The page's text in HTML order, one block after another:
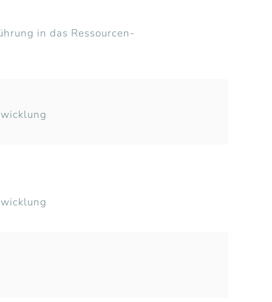
in das Ressourcen-